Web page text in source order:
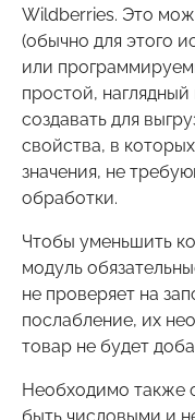
Wildberries. Это
(обычно для этого
или
простой,
создавать для
свойства, в
значения, не
обработки.
Чтобы уменьшить
модуль
не проверяет на
послабление, их
товар не будет
Необходимо также